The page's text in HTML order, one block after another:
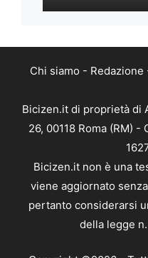
Chi siamo - Redazione
Bicizen.it di proprietà di
26, 00118 Roma (RM) -
Bicizen.it non è una
viene aggiornato
pertanto considerarsi
della legge